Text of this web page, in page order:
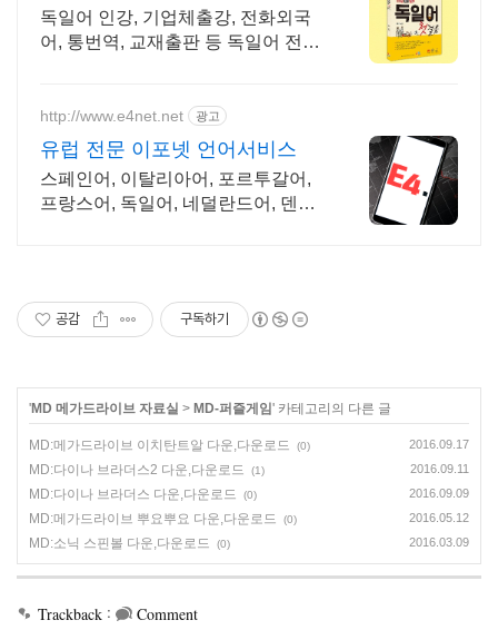
제한 다운로드
독일어 인강, 기업체출강, 전화외국
어, 통번역, 교재출판 등 독일어 전문
http://www.e4net.net 광고
유럽 전문 이포넷 언어서비스
스페인어, 이탈리아어, 포르투갈어,
프랑스어, 독일어, 네덜란드어, 덴마
공감 구독하기
'MD 메가드라이브 자료실 > MD-퍼즐게임 ' 카테고리의 다른 글
MD:메가드라이브 이치탄트알 다운,다운로드 (0) 2016.09.17
MD:다이나 브라더스2 다운,다운로드 (1) 2016.09.11
MD:다이나 브라더스 다운,다운로드 (0) 2016.09.09
MD:메가드라이브 뿌요뿌요 다운,다운로드 (0) 2016.05.12
MD:소닉 스핀볼 다운,다운로드 (0) 2016.03.09
Trackback : Comment